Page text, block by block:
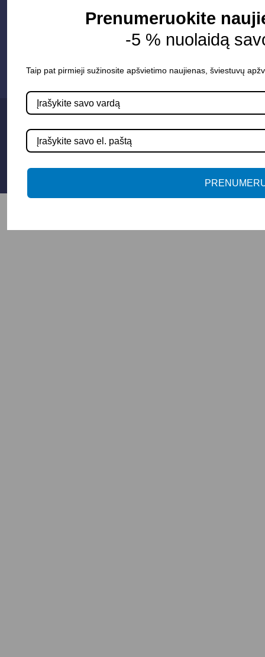
Susisiekime
info@apsvietimoprojektavimas.lt
Privatumo politika
© 2025 Apšvietimo projektavimas
Prenumeruokite
-5 % nuolaidą
Taip pat pirmieji sužinosite apšvietimo naujienas, šviestuvų